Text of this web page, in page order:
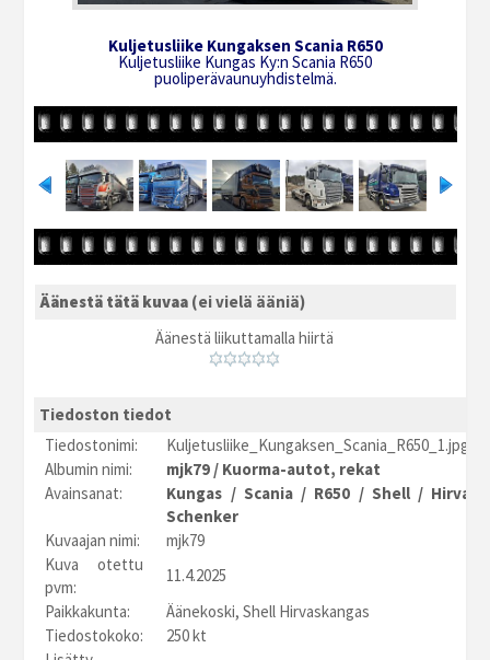
Kuljetusliike Kungaksen Scania R650
Kuljetusliike Kungas Ky:n Scania R650
puoliperävaunuyhdistelmä.
Äänestä tätä kuvaa (ei vielä ääniä)
Äänestä liikuttamalla hiirtä
Tiedoston tiedot
Tiedostonimi:
Kuljetusliike_Kungaksen_Scania_R650_1.jpg
Albumin nimi:
mjk79 / Kuorma-autot, rekat
Avainsanat:
Kungas / Scania/ R650 / Shell/
Schenker
Kuvaajan nimi:
mjk79
Kuva otettu
pvm:
11.4.2025
Paikkakunta:
Äänekoski, Shell Hirvaskangas
Tiedostokoko:
250 kt